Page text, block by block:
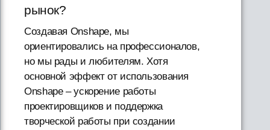
рынок?
Создавая Onshape, мы
ориентировались на профессионалов,
но мы рады и любителям. Хотя
основной эффект от использования
Onshape – ускорение работы
проектировщиков и поддержка
творческой работы при создании